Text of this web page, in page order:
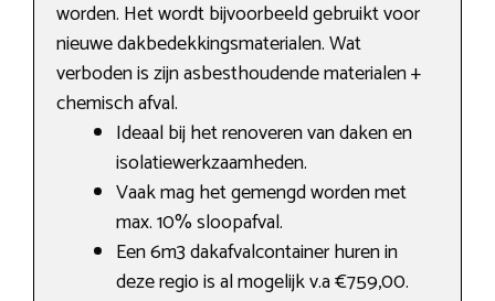
worden. Het wordt bijvoorbeeld gebruikt voor
nieuwe dakbedekkingsmaterialen. Wat
verboden is zijn asbesthoudende materialen +
chemisch afval.
Ideaal bij het renoveren van daken en
isolatiewerkzaamheden.
Vaak mag het gemengd worden met
max. 10% sloopafval.
Een 6m3 dakafvalcontainer huren in
deze regio is al mogelijk v.a €759,00.